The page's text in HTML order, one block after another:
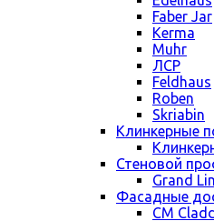
Faber Jar
Kerma
Muhr
ЛСР
Feldhaus
Roben
Skriabin
Клинкерные
Стеновой
Grand
Фасадные
CM